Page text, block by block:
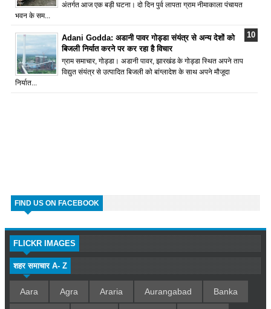
अंतर्गत आज एक बड़ी घटना। दो दिन पुर्व लापता ग्राम नीमाकाला पंचायत
भवन के सम...
Adani Godda: अडानी पावर गोड्डा संयंत्र से अन्य देशों को
बिजली निर्यात करने पर कर रहा है विचार
ग्राम समाचार, गोड्डा। अडानी पावर, झारखंड के गोड्डा स्थित अपने ताप
विद्युत संयंत्र से उत्पादित बिजली को बांग्लादेश के साथ अपने मौजूदा
निर्यात...
FIND US ON FACEBOOK
FLICKR IMAGES
शहर समाचार A- Z
Aara Agra Araria Aurangabad Banka